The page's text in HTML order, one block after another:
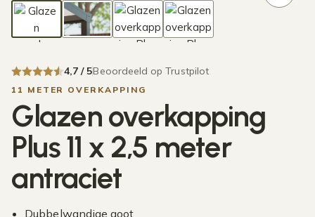
4,7 / 5Beoordeeld op Trustpilot
11 METER OVERKAPPING
Glazen overkapping
Plus 11 x 2,5 meter
antraciet
Dubbelwandige goot